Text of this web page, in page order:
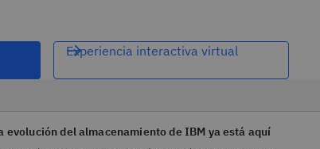
Experiencia interactiva virtual
evolución del almacenamiento de IBM ya está aquí